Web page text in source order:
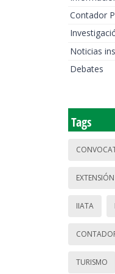
Contador
Noticias
Debates
Tags
EXTENSIÓN
IIATA
TURISMO